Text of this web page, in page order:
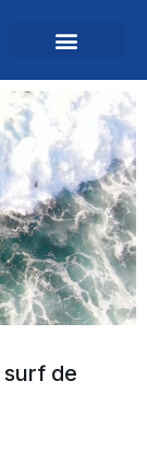
surf de